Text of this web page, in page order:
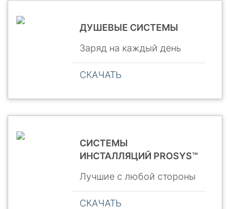
ДУШЕВЫЕ СИСТЕМЫ
Заряд на каждый день
СКАЧАТЬ
СИСТЕМЫ
ИНСТАЛЛЯЦИЙ PROSYS™
Лучшие с любой стороны
СКАЧАТЬ